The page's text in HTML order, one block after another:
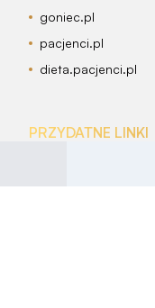
goniec.pl
pacjenci.pl
dieta.pacjenci.pl
PRZYDATNE LINKI